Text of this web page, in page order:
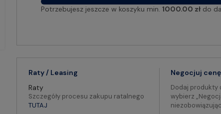
Potrzebujesz jeszcze w koszyku min. 1000.00 złdo
Raty / Leasing
Raty
Szczegóły procesu zakupu ratalnego
TUTAJ
Negocjuj cenę
Dodaj produkty
wybierz